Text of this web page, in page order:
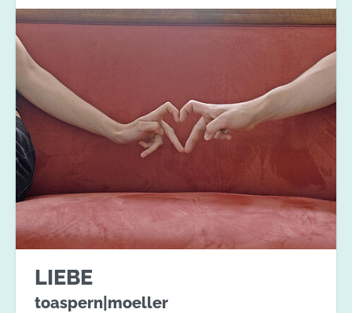
LIEBE
toaspern|moeller